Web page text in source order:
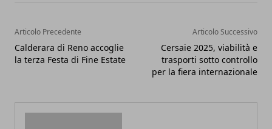
Articolo Precedente
Calderara di Reno accoglie
la terza Festa di Fine Estate
Articolo Successivo
Cersaie 2025, viabilità e
trasporti sotto controllo
per la fiera internazionale